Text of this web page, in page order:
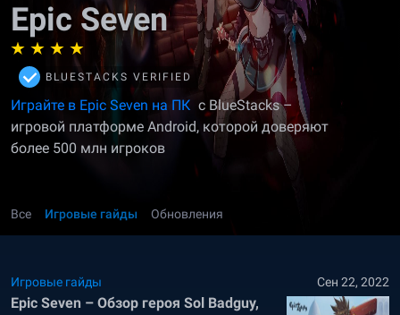
Epic Seven
BLUESTACKS VERIFIED
Играйте в Epic Seven на ПК с BlueStacks –
игровой платформе Android, которой доверяют
более 500 млн игроков
Все Игровые гайды Обновления
Игровые гайды Сен 22, 2022
Epic Seven – Обзор героя Sol Badguy,